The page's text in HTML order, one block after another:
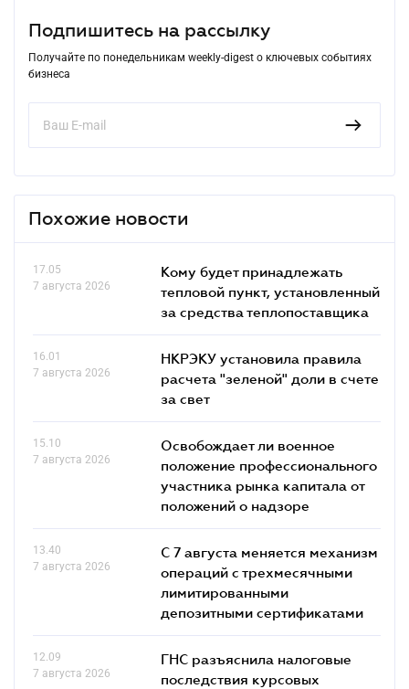
Подпишитесь на рассылку
Получайте по понедельникам weekly-digest о ключевых событиях
бизнеса
Похожие новости
17.05
7 августа 2026
Кому будет принадлежать
тепловой пункт, установленный
за средства теплопоставщика
16.01
7 августа 2026
НКРЭКУ установила правила
расчета "зеленой" доли в счете
за свет
15.10
7 августа 2026
Освобождает ли военное
положение профессионального
участника рынка капитала от
положений о надзоре
13.40
7 августа 2026
С 7 августа меняется механизм
операций с трехмесячными
лимитированными
депозитными сертификатами
12.09
7 августа 2026
ГНС разъяснила налоговые
последствия курсовых